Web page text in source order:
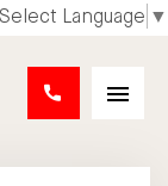
Select Language ▼